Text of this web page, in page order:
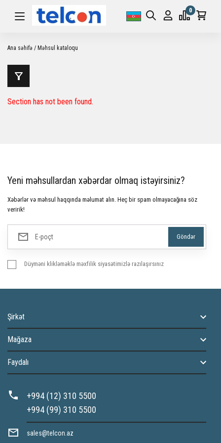
0
Ana səhifə Məhsul kataloqu
Section has not been found.
Yeni məhsullardan xəbərdar olmaq istəyirsiniz?
Xəbərlər və məhsul haqqında məlumat alın. Heç bir spam olmayacağına söz
veririk!
Düyməni klikləməklə məxfilik siyasətimizlə razılaşırsınız
Şirkət
Mağaza
Faydalı
+994 (12) 310 5500
+994 (99) 310 5500
sales@telcon.az